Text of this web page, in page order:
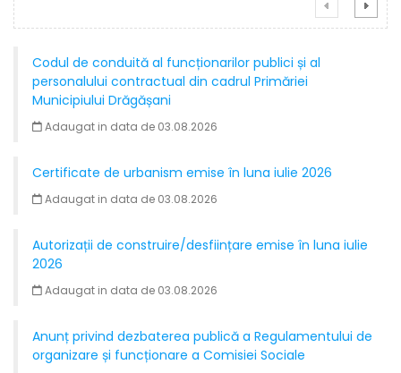
Codul de conduită al funcționarilor publici și al
personalului contractual din cadrul Primăriei
Municipiului Drăgășani
Adaugat in data de 03.08.2026
Certificate de urbanism emise în luna iulie 2026
Adaugat in data de 03.08.2026
Autorizații de construire/desființare emise în luna iulie
2026
Adaugat in data de 03.08.2026
Anunț privind dezbaterea publică a Regulamentului de
organizare și funcționare a Comisiei Sociale